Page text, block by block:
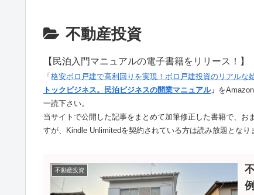
不動産投資
【民泊入門マニュアルの電子書籍をリリース！】
「 格安ボロ戸建で高利回りを実現！ボロ戸建投資のリアルな
トックビジネス。民泊ビジネスの開業マニュアル」 を
一読下さい。
当サイトで公開した記事をまとめて加筆修正した書籍で、
すが、Kindle Unlimitedを契約されている方は読み放題となり
不動産投資